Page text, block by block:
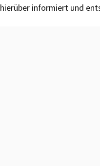
hierüber informiert und